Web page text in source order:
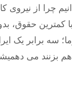
چرا از نیروی
کمترین حقوق،
سه برابر یک
بزنند می